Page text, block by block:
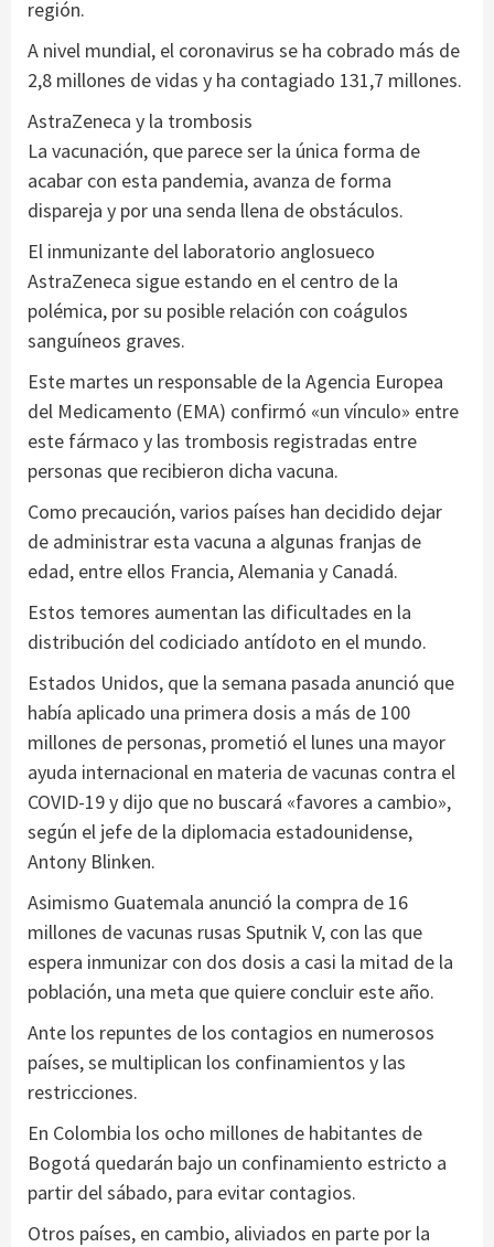
región.
A nivel mundial, el coronavirus se ha cobrado más de
2,8 millones de vidas y ha contagiado 131,7 millones.
AstraZeneca y la trombosis
La vacunación, que parece ser la única forma de
acabar con esta pandemia, avanza de forma
dispareja y por una senda llena de obstáculos.
El inmunizante del laboratorio anglosueco
AstraZeneca sigue estando en el centro de la
polémica, por su posible relación con coágulos
sanguíneos graves.
Este martes un responsable de la Agencia Europea
del Medicamento (EMA) confirmó «un vínculo» entre
este fármaco y las trombosis registradas entre
personas que recibieron dicha vacuna.
Como precaución, varios países han decidido dejar
de administrar esta vacuna a algunas franjas de
edad, entre ellos Francia, Alemania y Canadá.
Estos temores aumentan las dificultades en la
distribución del codiciado antídoto en el mundo.
Estados Unidos, que la semana pasada anunció que
había aplicado una primera dosis a más de 100
millones de personas, prometió el lunes una mayor
ayuda internacional en materia de vacunas contra el
COVID-19 y dijo que no buscará «favores a cambio»,
según el jefe de la diplomacia estadounidense,
Antony Blinken.
Asimismo Guatemala anunció la compra de 16
millones de vacunas rusas Sputnik V, con las que
espera inmunizar con dos dosis a casi la mitad de la
población, una meta que quiere concluir este año.
Ante los repuntes de los contagios en numerosos
países, se multiplican los confinamientos y las
restricciones.
En Colombia los ocho millones de habitantes de
Bogotá quedarán bajo un confinamiento estricto a
partir del sábado, para evitar contagios.
Otros países, en cambio, aliviados en parte por la